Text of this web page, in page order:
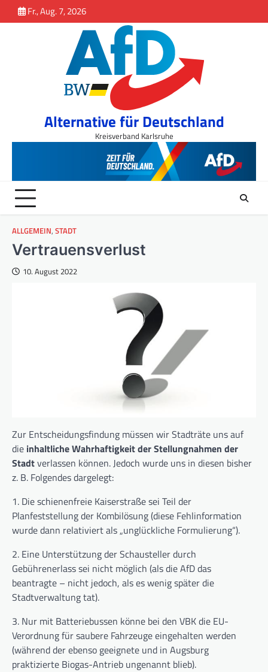
springen
to
Fr., Aug. 7, 2026
Alternative für Deutschland
Kreisverband Karlsruhe
ALLGEMEIN, STADT
Vertrauensverlust
10. August 2022
Zur Entscheidungsfindung müssen wir Stadträte uns auf
die inhaltliche Wahrhaftigkeit der Stellungnahmen der
Stadtverlassen können. Jedoch wurde uns in diesen bisher
z. B. Folgendes dargelegt:
1. Die schienenfreie Kaiserstraße sei Teil der
Planfeststellung der Kombilösung (diese Fehlinformation
wurde dann relativiert als „unglückliche Formulierung“).
2. Eine Unterstützung der Schausteller durch
Gebührenerlass sei nicht möglich (als die AfD das
beantragte – nicht jedoch, als es wenig später die
Stadtverwaltung tat).
3. Nur mit Batteriebussen könne bei den VBK die EU-
Verordnung für saubere Fahrzeuge eingehalten werden
(während der ebenso geeignete und in Augsburg
praktizierte Biogas-Antrieb ungenannt blieb).